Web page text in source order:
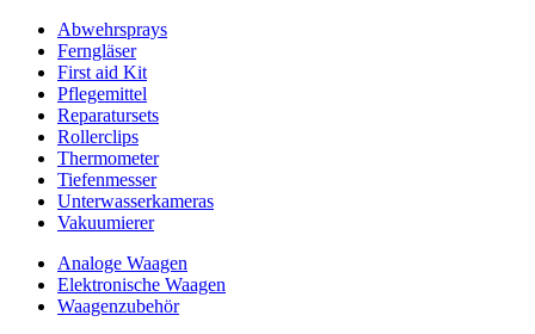
Abwehrsprays
Ferngläser
First aid Kit
Pflegemittel
Reparatursets
Rollerclips
Thermometer
Tiefenmesser
Unterwasserkameras
Vakuumierer
Analoge Waagen
Elektronische Waagen
Waagenzubehör